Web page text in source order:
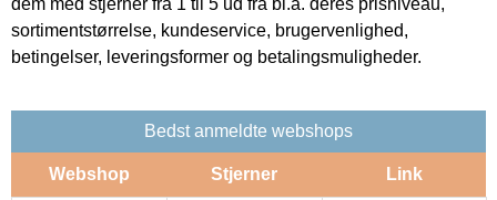
sortimentstørrelse, kundeservice, brugervenlighed,
betingelser, leveringsformer og betalingsmuligheder.
Bedst anmeldte webshops
Webshop Stjerner Link